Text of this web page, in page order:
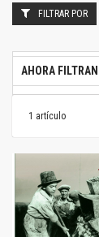
1 artículo
FILTRAR POR
AHORA